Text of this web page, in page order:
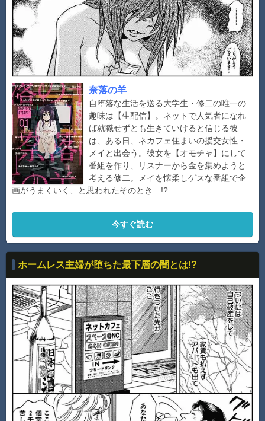
奈落の羊
自堕落な生活を送る大学生・修二の唯一の
趣味は【生配信】。ネットで人気者になれ
ば就職せずとも生きていけると信じる彼
は、ある日、ネカフェ住まいの援交女性・
メイと出会う。彼女を【オモチャ】にして
番組を作り、リスナーから金を集めようと
考える修二。メイを懐柔しゲスな番組で企
画がうまくいく、と思われたそのとき…!?
今すぐ読む
ホームレス主婦が堕ちた最下層の闇とは!?